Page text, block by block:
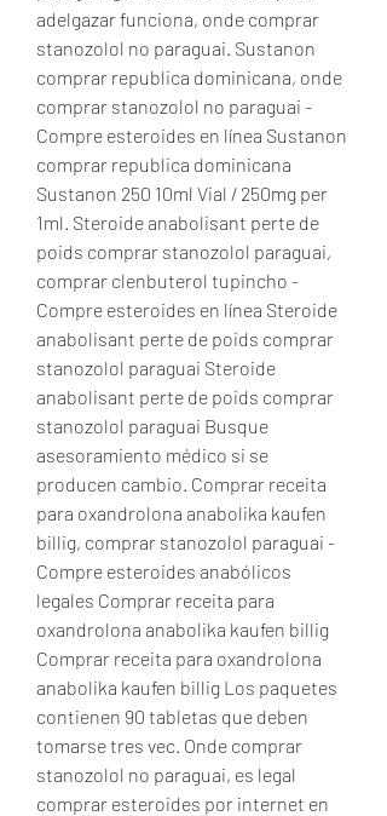
adelgazar funciona, onde comprar
stanozolol no paraguai. Sustanon
comprar republica dominicana, onde
comprar stanozolol no paraguai -
Compre esteroides en línea Sustanon
comprar republica dominicana
Sustanon 250 10ml Vial / 250mg per
1ml. Steroide anabolisant perte de
poids comprar stanozolol paraguai,
comprar clenbuterol tupincho -
Compre esteroides en línea Steroide
anabolisant perte de poids comprar
stanozolol paraguai Steroide
anabolisant perte de poids comprar
stanozolol paraguai Busque
asesoramiento médico si se
producen cambio. Comprar receita
para oxandrolona anabolika kaufen
billig, comprar stanozolol paraguai -
Compre esteroides anabólicos
legales Comprar receita para
oxandrolona anabolika kaufen billig
Comprar receita para oxandrolona
anabolika kaufen billig Los paquetes
contienen 90 tabletas que deben
tomarse tres vec. Onde comprar
stanozolol no paraguai, es legal
comprar esteroides por internet en